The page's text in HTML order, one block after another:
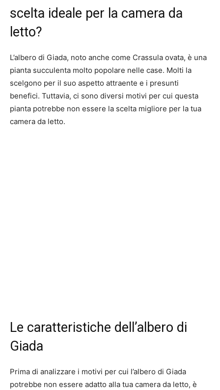
scelta ideale per la camera da
letto?
L’albero di Giada, noto anche come Crassula ovata, è una
pianta succulenta molto popolare nelle case. Molti la
scelgono per il suo aspetto attraente e i presunti
benefici. Tuttavia, ci sono diversi motivi per cui questa
pianta potrebbe non essere la scelta migliore per la tua
camera da letto.
Le caratteristiche dell’albero di
Giada
Prima di analizzare i motivi per cui l’albero di Giada
potrebbe non essere adatto alla tua camera da letto, è